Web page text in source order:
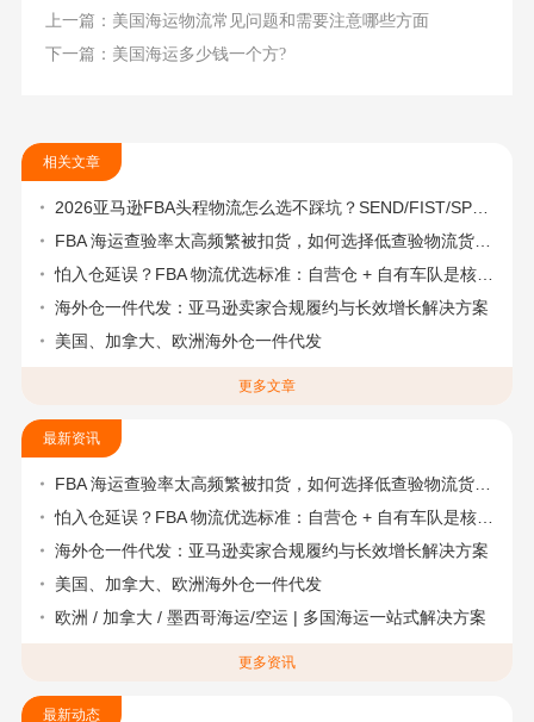
上一篇：美国海运物流常见问题和需要注意哪些方面
下一篇：美国海运多少钱一个方?
相关文章
2026亚马逊FBA头程物流怎么选不踩坑？SEND/FIST/SPN官方认证物流商，只有这家敢承诺“准达率第一”
FBA 海运查验率太高频繁被扣货，如何选择低查验物流货代？
怕入仓延误？FBA 物流优选标准：自营仓 + 自有车队是核心硬指标
海外仓一件代发：亚马逊卖家合规履约与长效增长解决方案
美国、加拿大、欧洲海外仓一件代发
更多文章
最新资讯
FBA 海运查验率太高频繁被扣货，如何选择低查验物流货代？
怕入仓延误？FBA 物流优选标准：自营仓 + 自有车队是核心硬指标
海外仓一件代发：亚马逊卖家合规履约与长效增长解决方案
美国、加拿大、欧洲海外仓一件代发
欧洲 / 加拿大 / 墨西哥海运/空运 | 多国海运一站式解决方案
更多资讯
最新动态